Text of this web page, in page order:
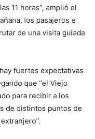
11 horas”, amplió el
los pasajeros e
de una visita guiada
fuertes expectativas
que “el Viejo
para recibir a los
de distintos puntos de